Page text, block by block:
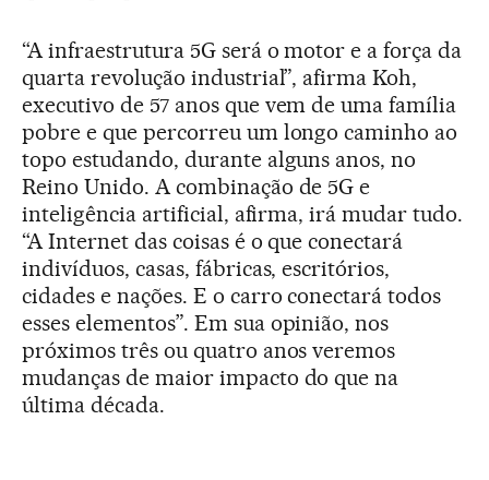
“A infraestrutura 5G será o motor e a força da
quarta revolução industrial”, afirma Koh,
executivo de 57 anos que vem de uma família
pobre e que percorreu um longo caminho ao
topo estudando, durante alguns anos, no
Reino Unido. A combinação de 5G e
inteligência artificial, afirma, irá mudar tudo.
“A Internet das coisas é o que conectará
indivíduos, casas, fábricas, escritórios,
cidades e nações. E o carro conectará todos
esses elementos”. Em sua opinião, nos
próximos três ou quatro anos veremos
mudanças de maior impacto do que na
última década.